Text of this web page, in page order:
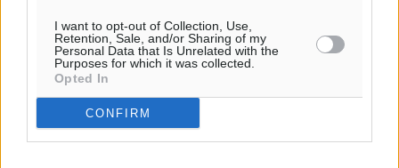
I want to opt-out of Collection, Use,
Retention, Sale, and/or Sharing of my
Personal Data that Is Unrelated with the
Purposes for which it was collected.
Opted In
CONFIRM
Δύο σχολεία της Λέρου αλλάζουν όψη με δωρεά
αγάπης για τα παιδιά
Τοπικές Ειδήσεις• πριν 4 ώρες
Τουρισμός: Με θετικό πρόσημο έως τώρα η χρονιά,